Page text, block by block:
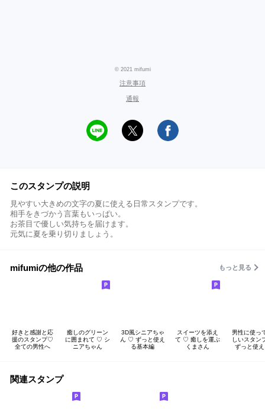
© 2021 mifumi
注意事項
通報
このスタンプの説明
見やすい大きめの文字の夏に使える日常スタンプです。
相手をきづかう言葉もいっぱい。
お茶目で優しい気持ちを届けます。
元気に夏を乗り切りましょう。
mifumiの他の作品 もっと見る
好きと感謝と応
援のスタンプ♡
全ての男性へ
癒しのグリーン
に囲まれて ♡ シ
ニアちゃん
3D風シニアちゃ
ん ♡ ずっと使え
る基本編
スイーツを添え
て ♡ 癒しを運ぶ
くまさん
男性に使っ
しいスタン
ずっと使
関連スタンプ